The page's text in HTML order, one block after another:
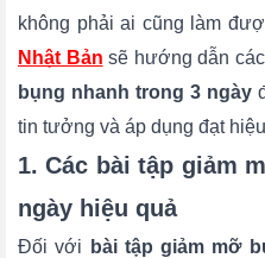
không phải ai cũng làm
Nhật Bản sẽ hướng dẫn
bụng nhanh trong 3 ngày
tin tưởng và áp dụng đạt
1. Các bài tập giảm
ngày hiệu quả
Đối với bài tập giảm mỡ